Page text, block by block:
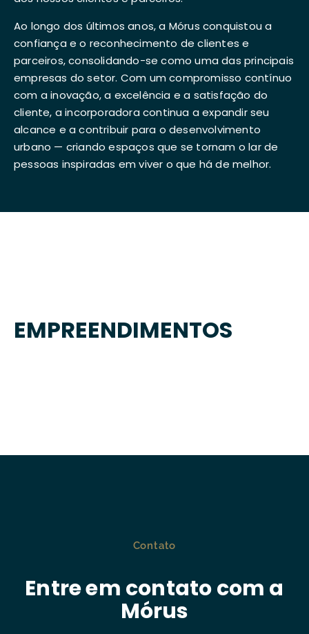
Ao longo dos últimos anos, a Mórus conquistou a
confiança e o reconhecimento de clientes e
parceiros, consolidando-se como uma das principais
empresas do setor. Com um compromisso contínuo
com a inovação, a excelência e a satisfação do
cliente, a incorporadora continua a expandir seu
alcance e a contribuir para o desenvolvimento
urbano — criando espaços que se tornam o lar de
pessoas inspiradas em viver o que há de melhor.
EMPREENDIMENTOS
Contato
Entre em contato com a
Mórus